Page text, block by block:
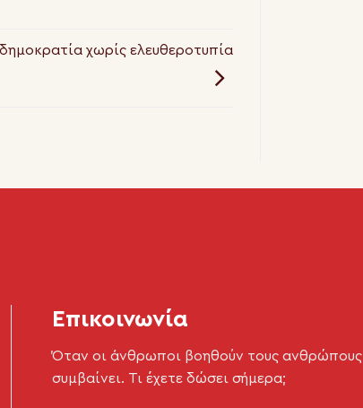
χωρίς ελευθεροτυπία
Επικοινωνία
Όταν οι άνθρωποι βοηθούν τους
συμβαίνει. Τι έχετε δώσει σήμερα;